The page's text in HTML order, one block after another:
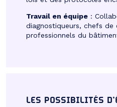
Travail en équipe :
diagnostiqueurs, chefs de
professionnels du
LES POSSIBILITÉS